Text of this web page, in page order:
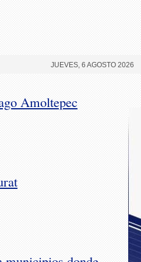
JUEVES, 6 AGOSTO 2026
Amoltepec